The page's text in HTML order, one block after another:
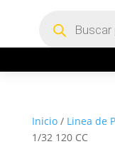
productos
Inicio/ Linea de
1/32 120 CC